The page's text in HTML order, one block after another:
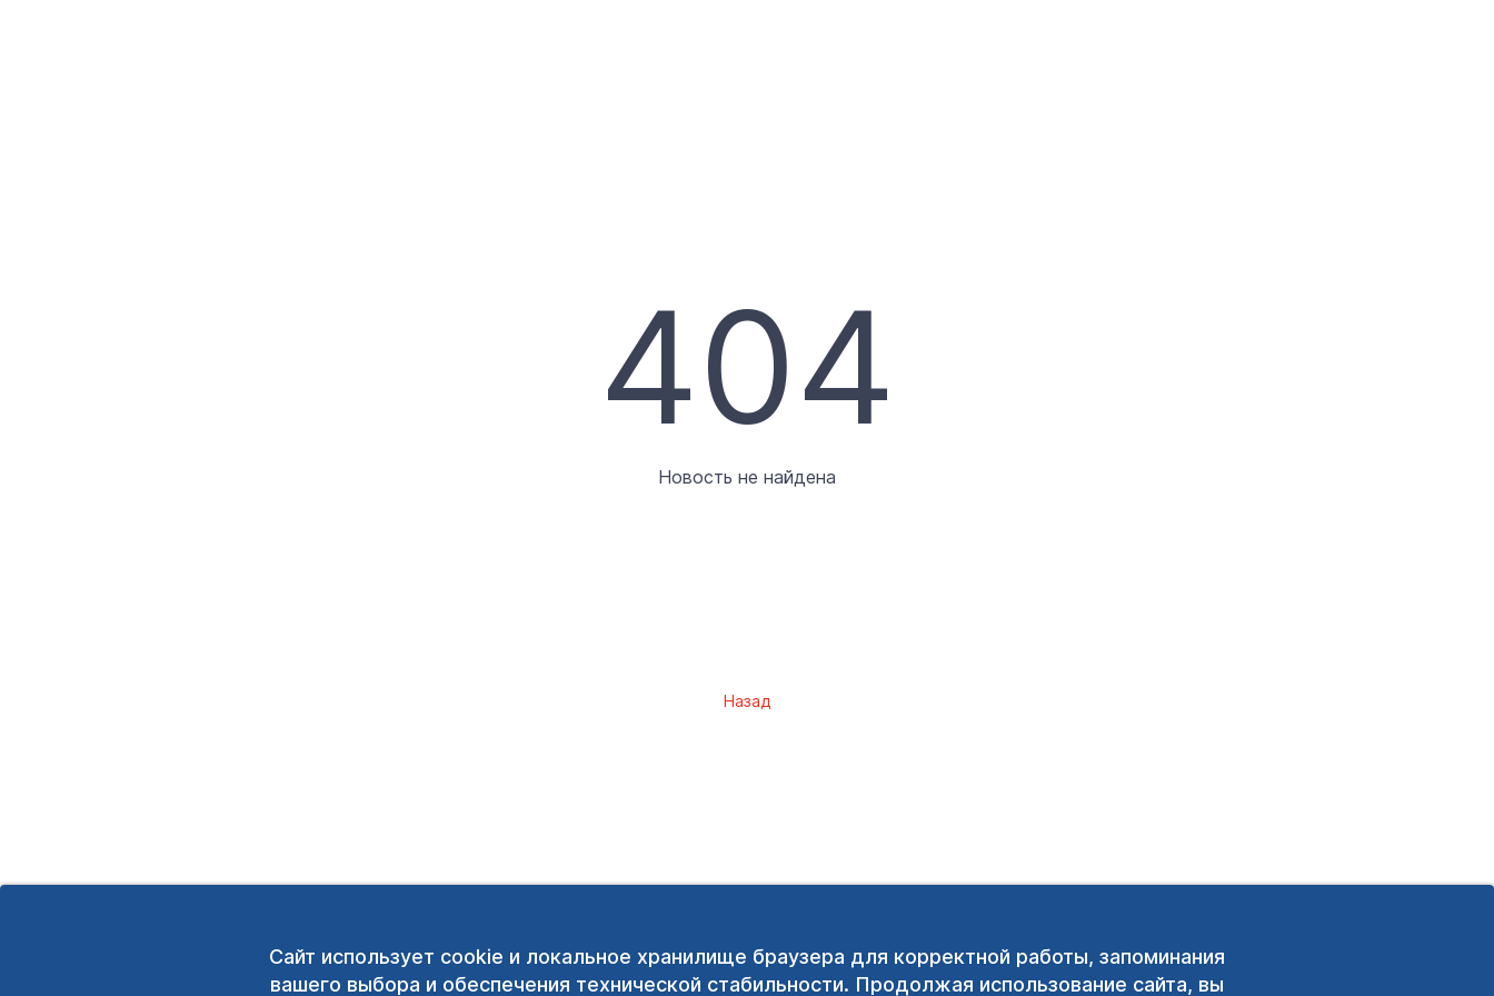
Сайт использует cookie и локальное хранилище браузера для корректной работы, запоминания
вашего выбора и обеспечения технической стабильности. Продолжая использование сайта, вы
404
Новость не найдена
Назад